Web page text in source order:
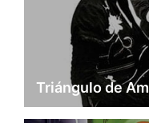
Triángulo de